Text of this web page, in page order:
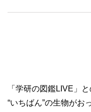
「学研の図鑑LIVE」
“いちばん”の生物がお